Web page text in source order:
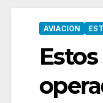
AVIACION